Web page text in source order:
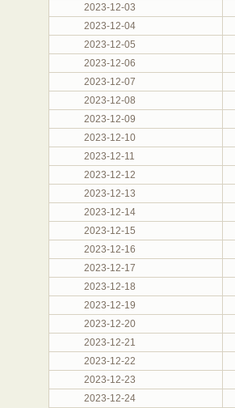
2023-12-03
2023-12-04
2023-12-05
2023-12-06
2023-12-07
2023-12-08
2023-12-09
2023-12-10
2023-12-11
2023-12-12
2023-12-13
2023-12-14
2023-12-15
2023-12-16
2023-12-17
2023-12-18
2023-12-19
2023-12-20
2023-12-21
2023-12-22
2023-12-23
2023-12-24